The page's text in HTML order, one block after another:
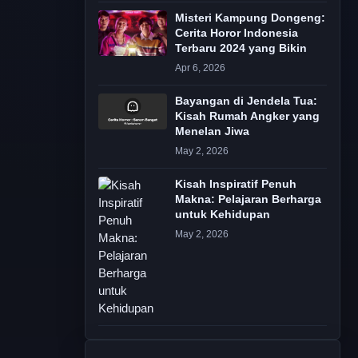
Misteri Kampung Dongeng:
Cerita Horor Indonesia
Terbaru 2024 yang Bikin
Apr 6, 2026
Bayangan di Jendela Tua:
Kisah Rumah Angker yang
Menelan Jiwa
May 2, 2026
Kisah Inspiratif Penuh
Makna: Pelajaran Berharga
untuk Kehidupan
May 2, 2026